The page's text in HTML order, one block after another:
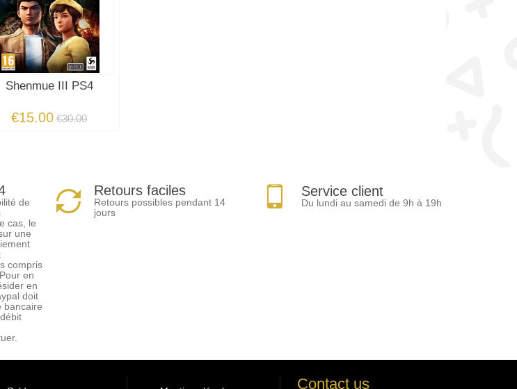
Shenmue III PS4
€15.00 €30.00
de
cas, le
une
compris
en
en
doit
bancaire
Retours faciles
Retours possibles pendant 14
jours
Service client
Du lundi au samedi de 9h à 19h
Contact us